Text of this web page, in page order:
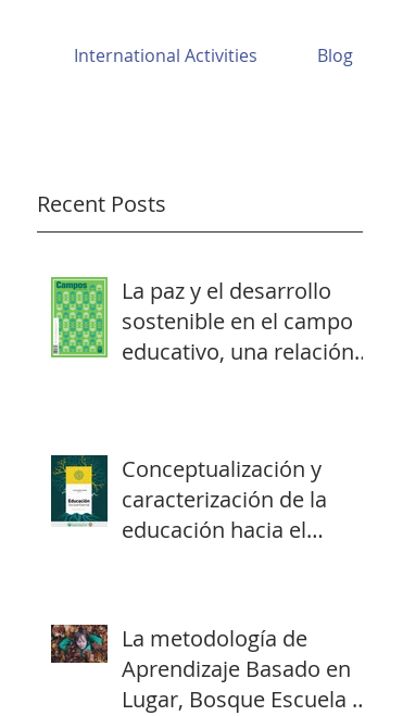
Blog
International Activities
Recent Posts
La paz y el desarrollo
sostenible en el campo
educativo, una relación
Conceptualización y
caracterización de la
educación hacia el
La metodología de
Aprendizaje Basado en
Lugar, Bosque Escuela y